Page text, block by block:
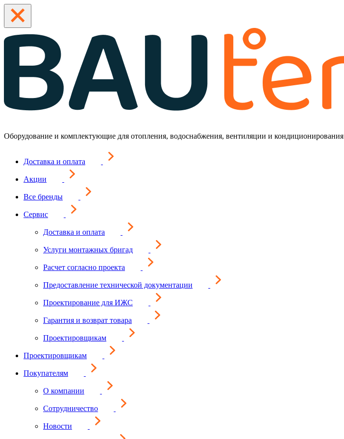
Оборудование и комплектующие для отопления, водоснабжения, вентиляции и кондиционирования
Доставка и оплата
Акции
Все бренды
Сервис
Доставка и оплата
Услуги монтажных бригад
Расчет согласно проекта
Предоставление технической документации
Проектирование для ИЖС
Гарантия и возврат товара
Проектировщикам
Проектировщикам
Покупателям
О компании
Сотрудничество
Новости